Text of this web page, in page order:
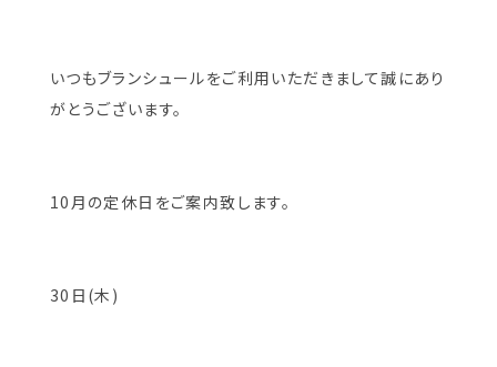
いつもブランシュールをご利用いただきまして誠にあり
がとうございます。
10月の定休日をご案内致します。
30日(木)